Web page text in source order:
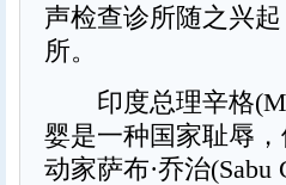
声检查诊所随之兴
所。
印度总理辛格
婴是一种国家耻辱
动家萨布·乔治